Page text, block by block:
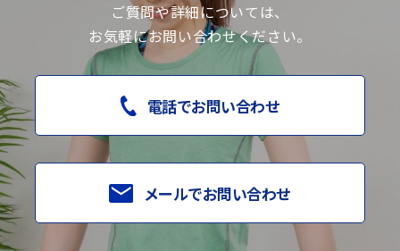
ご質問や詳細については、
お気軽にお問い合わせください。
電話でお問い合わせ
メールでお問い合わせ